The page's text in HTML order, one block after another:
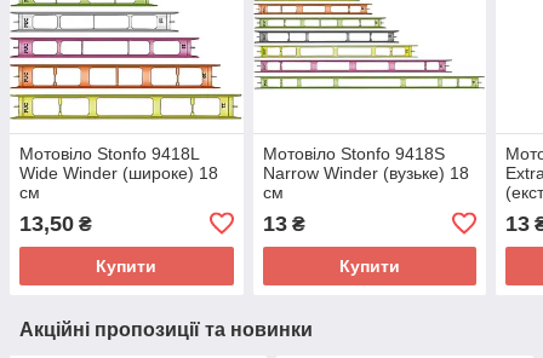
Мотовіло Stonfo 9418L
Wide Winder (широке) 18
см
13,50 ₴
Купити
Мотовіло Stonfo 9418S
Narrow Winder (вузьке) 18
см
13₴
Купити
13
Акційні пропозиції та новинки